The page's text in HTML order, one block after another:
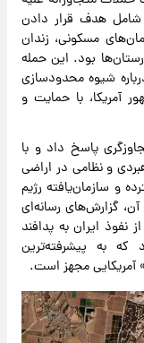
هدف قرار دادن
مسکونی، زندان
بود. این حمله
شیوه محدودسازی
آمریکا، با حمایت و
صادق ۳» به این تجاوزگری پاسخ داد و با
و نظامی در اراضی
و سازمان‌یافته رژیم
گزارش‌های رسانه‌ای
نفوذ ایران به پدافند
که به پیشرفته‌ترین
آمریکایی مجهز است.